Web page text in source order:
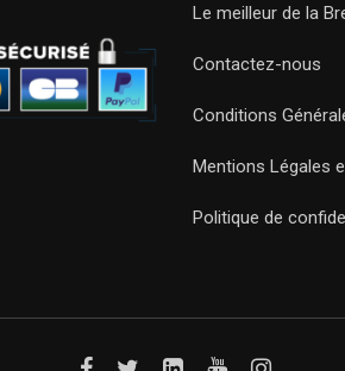
Le meilleur de la
Contactez-nous
Conditions
Mentions Légales
Politique de